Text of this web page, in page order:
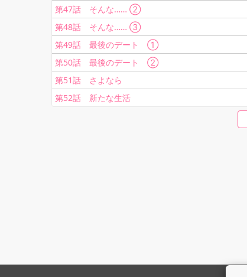
第47話 そんな…… ②
第48話 そんな…… ③
第49話 最後のデート ①
第50話 最後のデート ②
第51話 さよなら
第52話 新たな生活